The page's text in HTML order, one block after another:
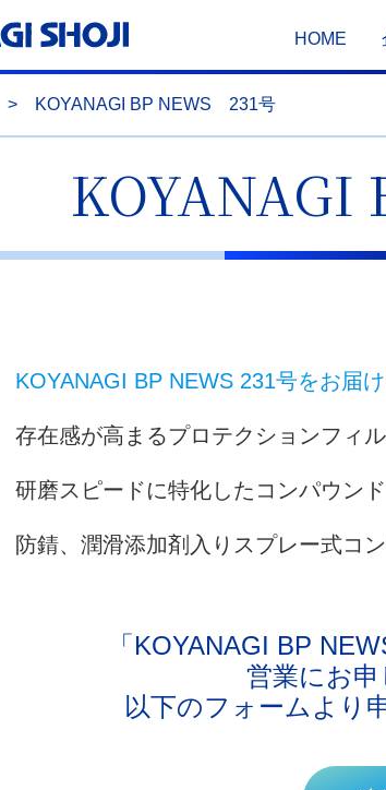
HOME
> KOYANAGI BP NEWS 231号
KOYANAGI
KOYANAGI BP NEWS 231号をお届
存在感が高まるプロテクションフィ
研磨スピードに特化したコンパウン
防錆、潤滑添加剤入りスプレー式コ
「KOYANAGI BP
営業にお申
以下のフォームより